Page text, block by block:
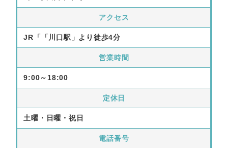
アクセス
JR「「川口駅」より徒歩4分
営業時間
9:00～18:00
定休日
土曜・日曜・祝日
電話番号